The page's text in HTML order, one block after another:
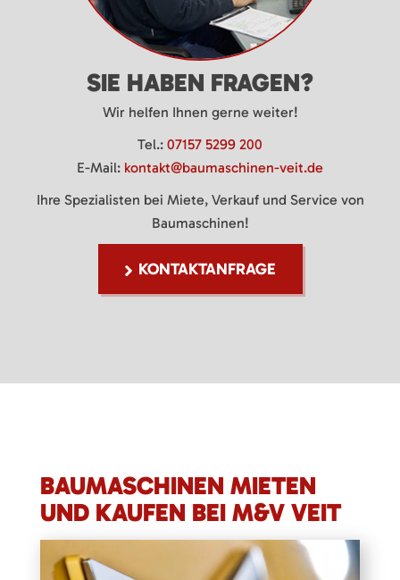
SIE HABEN FRAGEN?
Wir helfen Ihnen gerne weiter!
Tel.: 07157 5299 200
E-Mail: kontakt@baumaschinen-veit.de
Ihre Spezialisten bei Miete, Verkauf und Service von
Baumaschinen!
KONTAKTANFRAGE
BAUMASCHINEN MIETEN
UND KAUFEN BEI M&V VEIT